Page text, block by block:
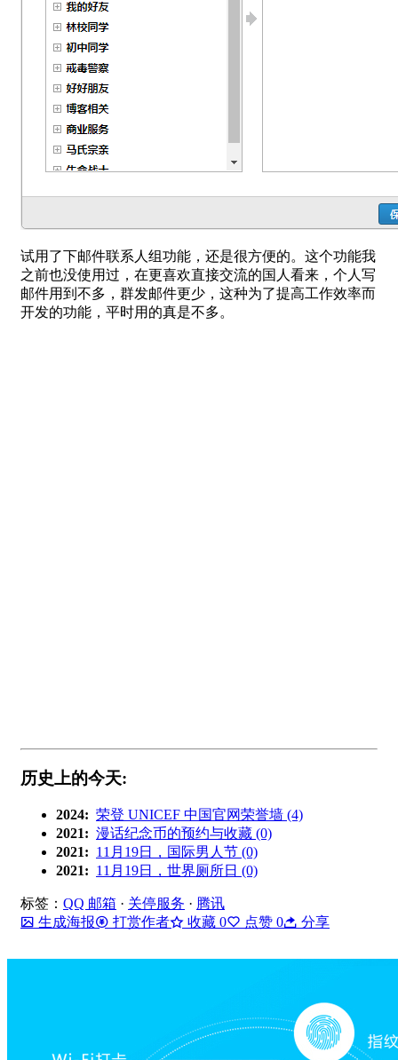
试用了下邮件联系人组功能，还是很方便的。这个功能我
之前也没使用过，在更喜欢直接交流的国人看来，个人写
邮件用到不多，群发邮件更少，这种为了提高工作效率而
开发的功能，平时用的真是不多。
历史上的今天:
2024: 荣登 UNICEF 中国官网荣誉墙 (4)
2021: 漫话纪念币的预约与收藏 (0)
2021: 11月19日，国际男人节 (0)
2021: 11月19日，世界厕所日 (0)
标签： QQ 邮箱 · 关停服务 · 腾讯
生成海报
打赏作者 收藏 0 点赞 0 分享